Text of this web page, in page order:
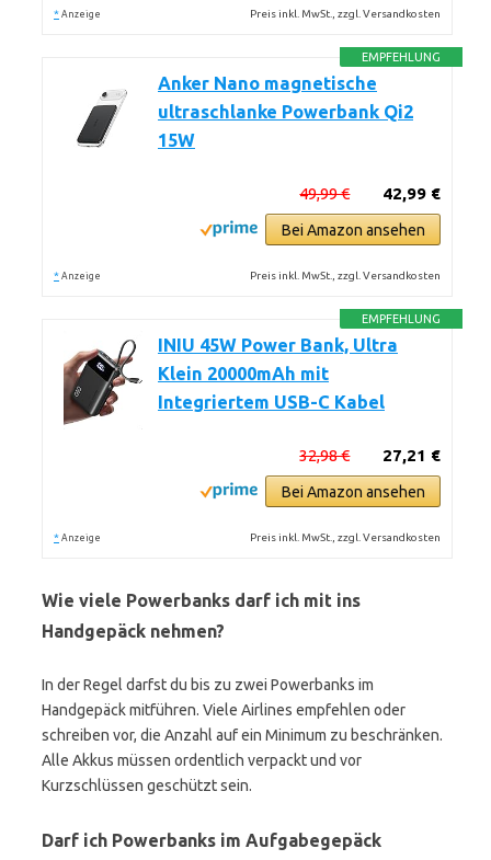
* Anzeige Preis inkl. MwSt., zzgl. Versandkosten
EMPFEHLUNG
Anker Nano magnetische
ultraschlanke Powerbank Qi2
15W
42,99 €
49,99 €
Bei Amazon ansehen
* Anzeige Preis inkl. MwSt., zzgl. Versandkosten
EMPFEHLUNG
INIU 45W Power Bank, Ultra
Klein 20000mAh mit
Integriertem USB-C Kabel
27,21 €
32,98 €
Bei Amazon ansehen
* Anzeige Preis inkl. MwSt., zzgl. Versandkosten
Wie viele Powerbanks darf ich mit ins
Handgepäck nehmen?
In der Regel darfst du bis zu zwei Powerbanks im
Handgepäck mitführen. Viele Airlines empfehlen oder
schreiben vor, die Anzahl auf ein Minimum zu beschränken.
Alle Akkus müssen ordentlich verpackt und vor
Kurzschlüssen geschützt sein.
Darf ich Powerbanks im Aufgabegepäck